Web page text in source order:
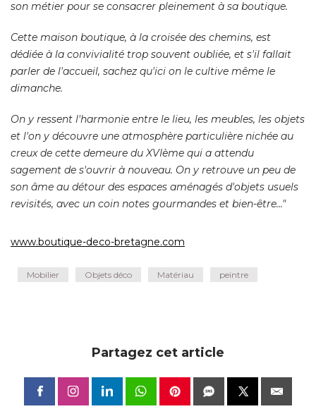
son métier pour se consacrer pleinement à sa boutique.
Cette maison boutique, à la croisée des chemins, est
dédiée à la convivialité trop souvent oubliée, et s'il fallait
parler de l'accueil, sachez qu'ici on le cultive même le
dimanche.
On y ressent l'harmonie entre le lieu, les meubles, les objets
et l'on y découvre une atmosphère particulière nichée au
creux de cette demeure du XVIème qui a attendu
sagement de s'ouvrir à nouveau. On y retrouve un peu de
son âme au détour des espaces aménagés d'objets usuels
revisités, avec un coin notes gourmandes et bien-être..."
www.boutique-deco-bretagne.com
Mobilier Objets déco Matériau peintre
Partagez cet article